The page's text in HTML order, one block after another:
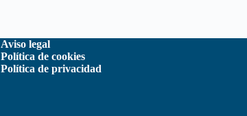
Aviso legal
Política de cookies
Política de privacidad